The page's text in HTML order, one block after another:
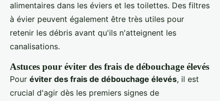
alimentaires dans les éviers et les toilettes. Des filtres
à évier peuvent également être très utiles pour
retenir les débris avant qu'ils n'atteignent les
canalisations.
Astuces pour éviter des frais de débouchage élevés
Pour éviter des frais de débouchage élevés, il est
crucial d'agir dès les premiers signes de